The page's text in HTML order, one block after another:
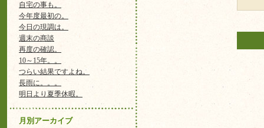
自宅の事も。
今年度最初の。
今日の現調は。
週末の商談
再度の確認。
10～15年。。
つらい結果ですよね。
長雨に。。。
明日より夏季休暇。
月別アーカイブ